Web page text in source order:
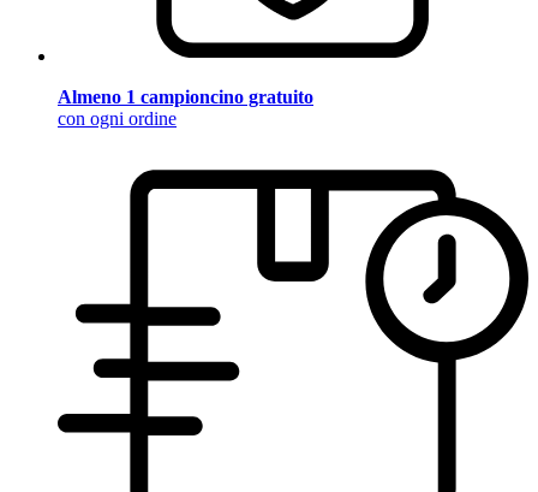
Almeno 1 campioncino gratuito
con ogni ordine